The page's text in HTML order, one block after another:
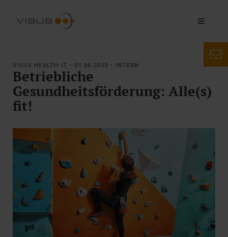
VISUS HEALTH IT • 01.06.2023 • INTERN
Betriebliche
Gesundheitsförderung: Alle(s)
fit!